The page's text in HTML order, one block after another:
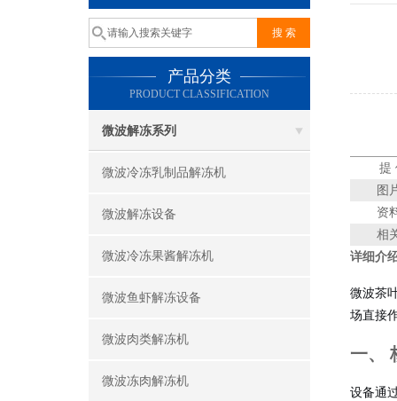
产品分类
PRODUCT CLASSIFICATION
微波解冻系列
微波冷冻乳制品解冻机
微波解冻设备
微波冷冻果酱解冻机
微波鱼虾解冻设备
微波肉类解冻机
微波冻肉解冻机
提
图
资
相
详细介
微波茶
场直接
一、
设备通